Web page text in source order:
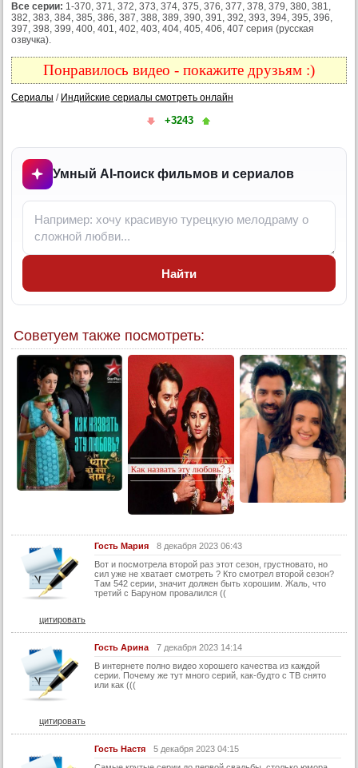
Все серии: 1-370, 371, 372, 373, 374, 375, 376, 377, 378, 379, 380, 381,
382, 383, 384, 385, 386, 387, 388, 389, 390, 391, 392, 393, 394, 395, 396,
397, 398, 399, 400, 401, 402, 403, 404, 405, 406, 407 серия (русская
озвучка).
Понравилось видео - покажите друзьям :)
Сериалы / Индийские сериалы смотреть онлайн
+3243
Умный AI-поиск фильмов и сериалов
Найти
Советуем также посмотреть:
Гость Мария
8 декабря 2023 06:43
Вот и посмотрела второй раз этот сезон, грустновато, но
сил уже не хватает смотреть ? Кто смотрел второй сезон?
Там 542 серии, значит должен быть хорошим. Жаль, что
третий с Баруном провалился ((
цитировать
Гость Арина
7 декабря 2023 14:14
В интернете полно видео хорошего качества из каждой
серии. Почему же тут много серий, как-будто с ТВ снято
или как (((
цитировать
Гость Настя
5 декабря 2023 04:15